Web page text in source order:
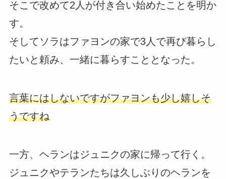
そこで改めて2人が付き合い始めたことを明か
す。
そしてソラはファヨンの家で3人で再び暮らし
たいと頼み、一緒に暮らすこととなった。
言葉にはしないですがファヨンも少し嬉しそ
うですね
一方、ヘランはジュニクの家に帰って行く。
ジュニクやテランたちは久しぶりのヘランを